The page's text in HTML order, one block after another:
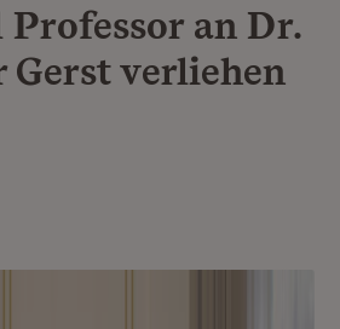
an Dr.
Gerst verliehen